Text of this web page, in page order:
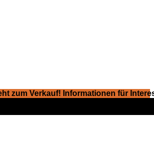
zum Verkauf! Informationen für